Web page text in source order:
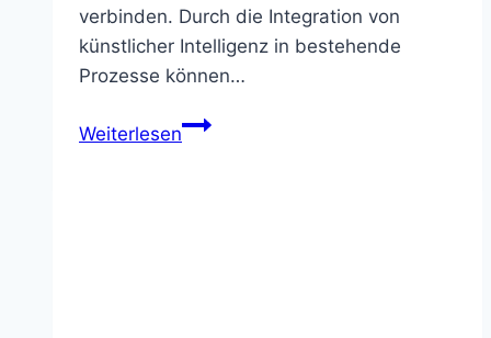
verbinden. Durch die Integration von
künstlicher Intelligenz in bestehende
Prozesse können…
WeiterlesenPega